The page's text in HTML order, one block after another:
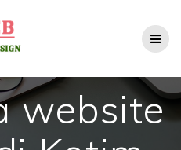
to
content
website